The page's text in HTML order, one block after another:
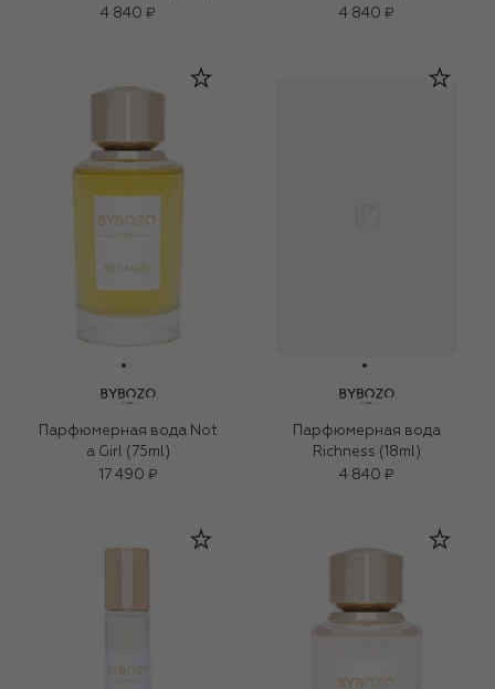
4 840 ₽
4 840 ₽
Парфюмерная вода Not
a Girl (75ml)
17 490 ₽
Парфюмерная вода
Richness (18ml)
4 840 ₽